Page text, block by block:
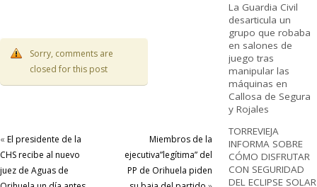
Sorry, comments are
closed for this post
« El presidente de la
CHS recibe al nuevo
juez de Aguas de
Miembros de la
ejecutiva”legítima” del
PP de Orihuela piden
La Guardia Civil
desarticula un
grupo que robaba
en salones de
juego tras
manipular las
máquinas en
Callosa de Segura
y Rojales
TORREVIEJA
INFORMA SOBRE
CÓMO DISFRUTAR
CON SEGURIDAD
DEL ECLIPSE SOLAR